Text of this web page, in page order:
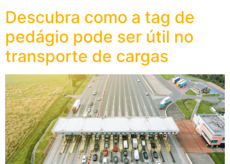
Descubra como a tag de
pedágio pode ser útil no
transporte de cargas